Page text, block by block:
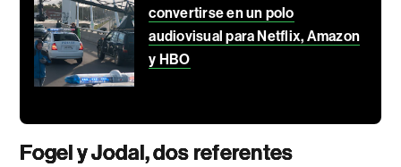
convertirse en un polo
audiovisual para Netflix, Amazon
y HBO
Fogel y Jodal, dos referentes